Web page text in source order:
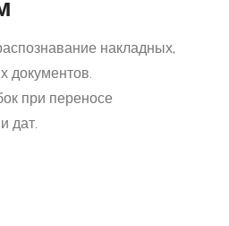
накладных,
документов.
при переносе
дат.